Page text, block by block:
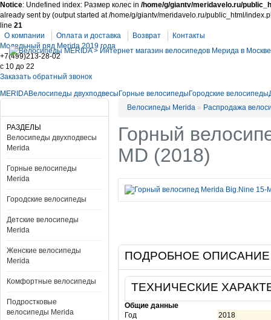
Notice: Undefined index: Размер колес in /home/g/giantv/meridavelo.ru/
already sent by (output started at /home/g/giantv/meridavelo.ru/public_html/
line 21
О компании
Оплата и доставка Возврат
Контакты
Модельный ряд Merida 2019 года
+7(499)213-28-02
c 10 до 22
Заказать обратный звонок
MERIDAВелосипеды двухподвесы Горные велосипеды Городские велосипеды
РАЗДЕЛЫ
Велосипеды двухподвесы
Merida
Горные велосипеды
Merida
Городские велосипеды
Детские велосипеды
Merida
Женские велосипеды
Merida
Комфортные велосипеды
Подростковые
велосипеды Merida
Велосипеды Merida » Распродажа
Горный
MD (2018)
ПОДРОБНОЕ ОПИСАНИЕ
ТЕХНИЧЕСКИЕ
Общие данные
Год
2018